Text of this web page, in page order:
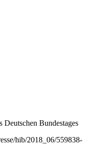
Deutschen Bundestages
hib/2018_06/559838-